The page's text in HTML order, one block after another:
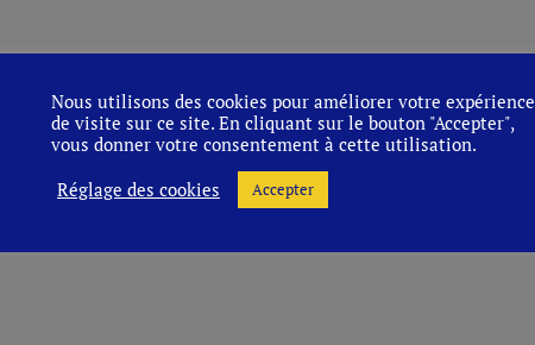
quantité
de
HEEREN
PILS
FUT
Ajouter
Nous utilisons des cookies pour améliorer votre expérience
de visite sur ce site. En cliquant sur le bouton "Accepter",
vous donner votre consentement à cette utilisation.
Réglage des cookies
Accepter